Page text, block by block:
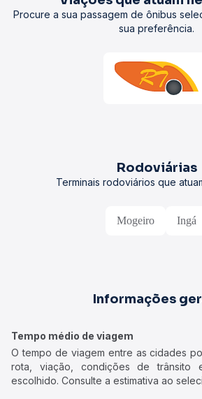
Procure a sua passagem de ônibus
sua preferência.
Rodoviárias
Terminais rodoviários que
Mogeiro Ingá
Informações
Tempo médio de viagem
O tempo de viagem entre as cidades
rota, viação, condições de
escolhido. Consulte a estimativa ao